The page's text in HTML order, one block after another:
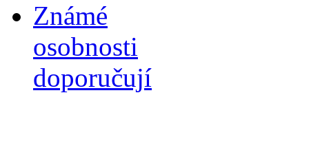
Známé
osobnosti
doporučují